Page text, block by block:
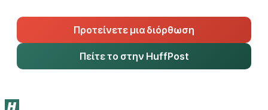
Προτείνετε μια διόρθωση
Πείτε το στην HuffPost